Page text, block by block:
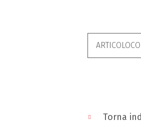
Torna